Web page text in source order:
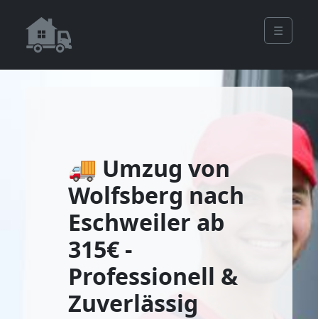
☰
🚚 Umzug von
Wolfsberg nach
Eschweiler ab
315€ -
Professionell &
Zuverlässig